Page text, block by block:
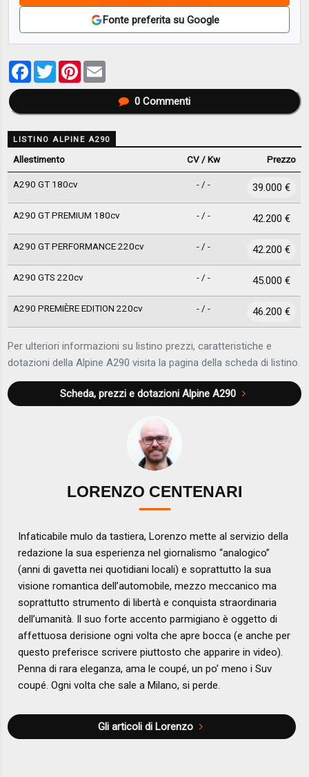
Fonte preferita su Google
Facebook
TwitterPinterest
0Commenti
LISTINO ALPINE A290
Allestimento CV / Kw Prezzo
A290 GT 180cv - / - 39.000 €
A290 GT PREMIUM 180cv - / - 42.200 €
A290 GT PERFORMANCE 220cv - / - 42.200 €
A290 GTS 220cv - / - 45.000 €
A290 PREMIÈRE EDITION 220cv - / - 46.200 €
Per ulteriori informazioni su listino prezzi, caratteristiche e
dotazioni della Alpine A290 visita la pagina della scheda di listino.
Scheda, prezzi e dotazioniAlpine A290
LORENZO CENTENARI
Infaticabile mulo da tastiera, Lorenzo mette al servizio della
redazione la sua esperienza nel giornalismo “analogico”
(anni di gavetta nei quotidiani locali) e soprattutto la sua
visione romantica dell’automobile, mezzo meccanico ma
soprattutto strumento di libertà e conquista straordinaria
dell’umanità. Il suo forte accento parmigiano è oggetto di
affettuosa derisione ogni volta che apre bocca (e anche per
questo preferisce scrivere piuttosto che apparire in video).
Penna di rara eleganza, ama le coupé, un po’ meno i Suv
coupé. Ogni volta che sale a Milano, si perde.
Gli articoli di Lorenzo